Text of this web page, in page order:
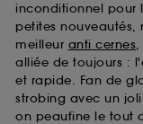
inconditionnel pour
petites nouveautés,
meilleur anti cernes,
alliée de toujours :
et rapide. Fan de
strobing avec un
on peaufine le tout